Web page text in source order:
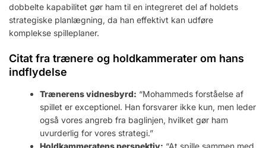
dobbelte kapabilitet gør ham til en integreret del af holdets
strategiske planlægning, da han effektivt kan udføre
komplekse spilleplaner.
Citat fra trænere og holdkammerater om hans
indflydelse
Trænerens vidnesbyrd: “Mohammeds forståelse af
spillet er exceptionel. Han forsvarer ikke kun, men leder
også vores angreb fra baglinjen, hvilket gør ham
uvurderlig for vores strategi.”